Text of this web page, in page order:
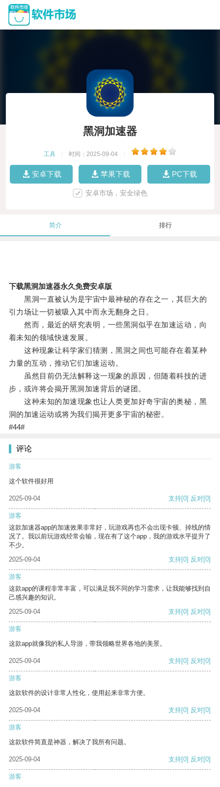
黑洞加速器
工具 时间：2025-09-04
安卓下载 苹果下载 PC下载
安卓市场，安全绿色
简介 排行
下载黑洞加速器永久免费安卓版
黑洞一直被认为是宇宙中最神秘的存在之一，其巨大的
引力场让一切被吸入其中而永无翻身之日。
然而，最近的研究表明，一些黑洞似乎在加速运动，向
着未知的领域快速发展。
这种现象让科学家们猜测，黑洞之间也可能存在着某种
力量的互动，推动它们加速运动。
虽然目前仍无法解释这一现象的原因，但随着科技的进
步，或许将会揭开黑洞加速背后的谜团。
这种未知的加速现象也让人类更加好奇宇宙的奥秘，黑
洞的加速运动或将为我们揭开更多宇宙的秘密。
#44#
评论
游客
这个软件很好用
2025-09-04 支持[0] 反对[0]
游客
这款加速器app的加速效果非常好，玩游戏再也不会出现卡顿、掉线的情
况了。我以前玩游戏经常会输，现在有了这个app，我的游戏水平提升了
不少。
2025-09-04
支持[0] 反对[0]
游客
这款app的课程非常丰富，可以满足我不同的学习需求，让我能够找到自
己感兴趣的知识。
2025-09-04
支持[0] 反对[0]
游客
这款app就像我的私人导游，带我领略世界各地的美景。
2025-09-04 支持[0] 反对[0]
游客
这款软件的设计非常人性化，使用起来非常方便。
2025-09-04 支持[0] 反对[0]
游客
这款软件简直是神器，解决了我所有问题。
2025-09-04 支持[0] 反对[0]
游客